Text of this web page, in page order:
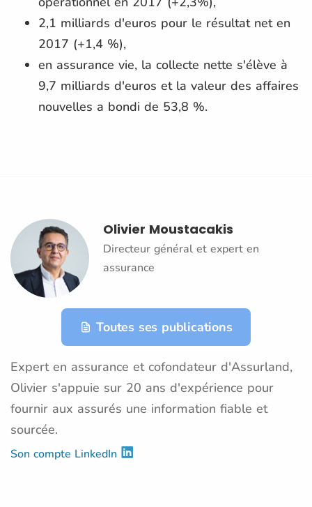
2,1 milliards d'euros pour le résultat net en
2017 (+1,4 %),
en assurance vie, la collecte nette s'élève à
9,7 milliards d'euros et la valeur des affaires
nouvelles a bondi de 53,8 %.
Olivier Moustacakis
Directeur général et expert en
assurance
Toutes ses publications
Expert en assurance et cofondateur d'Assurland,
Olivier s'appuie sur 20 ans d'expérience pour
fournir aux assurés une information fiable et
sourcée.
Son compte LinkedIn